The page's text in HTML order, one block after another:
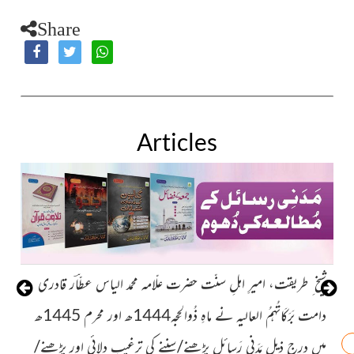
Share
Articles
شیخ ِ طریقت، امیرِ اہلِ سنّت حضرت علّامہ محمد الیاس عطّاؔر قادری
دامت بَرَکَاتُہمُ العالیہ نے ماہِ ذُوالحِجہ1444ھ اور محرم 1445ھ
میں درج ذیل مَدَنی رَسائل پڑھنے/سننے کی ترغیب دلائی اور پڑھنے/